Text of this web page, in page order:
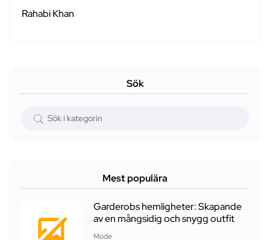
Rahabi Khan
Sök
Mest populära
Garderobs hemligheter: Skapande
av en mångsidig och snygg outfit
Mode